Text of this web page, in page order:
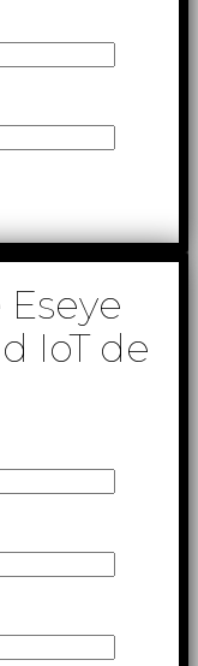
IoT de